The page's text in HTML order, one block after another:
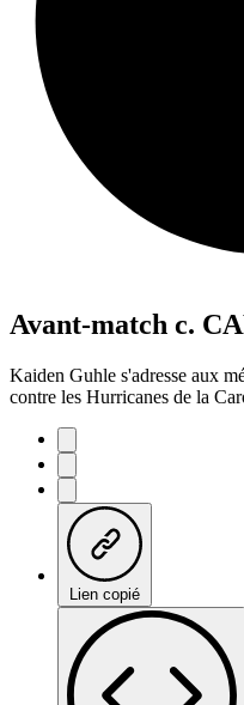
Avant-match c.
Kaiden Guhle s'adresse aux
contre les Hurricanes de la
Lien copié